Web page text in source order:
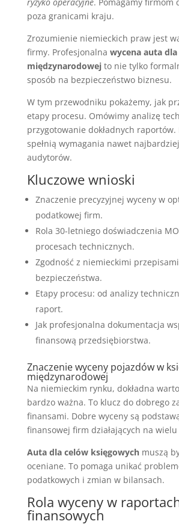
ryzyko operacyjne. Pomagamy firmom
poza granicami kraju.
Zrozumienie niemieckich praw jest
firmy. Profesjonalna wycena auta
międzynarodowejto nie tylko
sposób na bezpieczeństwo biznesu.
W tym przewodniku pokażemy, jak
etapy procesu. Omówimy analizę
przygotowanie dokładnych raportów.
spełnią wymagania nawet
audytorów.
Kluczowe wnioski
Znaczenie precyzyjnej wyceny w
podatkowej firm.
Rola 30-letniego doświadczenia
procesach technicznych.
Zgodność z niemieckimi
bezpieczeństwa.
Etapy procesu: od analizy
raport.
Jak profesjonalna dokumentacja
finansową przedsiębiorstwa.
Znaczenie wyceny pojazdów w
międzynarodowej
Na niemieckim rynku, dokładna
bardzo ważna. To klucz do dobrego
finansami. Dobre wyceny są
finansowej firm działających na
Auta dla celów księgowychmuszą
oceniane. To pomaga unikać
podatkowych i zmian w bilansach.
Rola wyceny w
finansowych